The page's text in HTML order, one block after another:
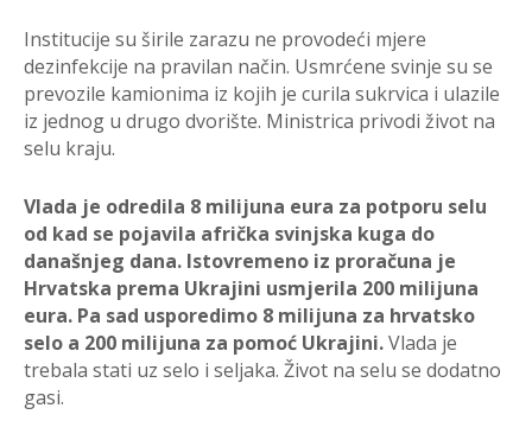
Institucije su širile zarazu ne provodeći mjere
dezinfekcije na pravilan način. Usmrćene svinje su se
prevozile kamionima iz kojih je curila sukrvica i ulazile
iz jednog u drugo dvorište. Ministrica privodi život na
selu kraju.
Vlada je odredila 8 milijuna eura za potporu selu
od kad se pojavila afrička svinjska kuga do
današnjeg dana. Istovremeno iz proračuna je
Hrvatska prema Ukrajini usmjerila 200 milijuna
eura. Pa sad usporedimo 8 milijuna za hrvatsko
selo a 200 milijuna za pomoć Ukrajini.Vlada je
trebala stati uz selo i seljaka. Život na selu se dodatno
gasi.